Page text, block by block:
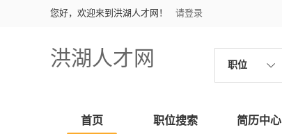
您好，欢迎来到洪湖人才网！ 请登录
洪湖人才网 职位
首页 职位搜索 简历中心